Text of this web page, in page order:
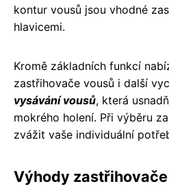
kontur vousů jsou vhodné
hlavicemi.
Kromě základních funkcí
zastřihovače vousů i další
vysávání vousů, která
mokrého holení. Při výběru
zvážit vaše individuální
Výhody